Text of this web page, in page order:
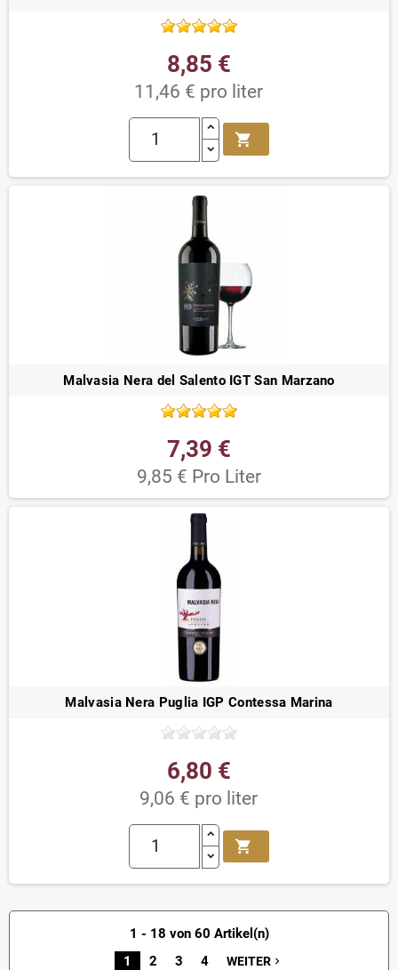
8,85 €
11,46 € pro liter
shopping_cart
Malvasia Nera del Salento IGT San Marzano
7,39 €
9,85 € Pro Liter
Malvasia Nera Puglia IGP Contessa Marina
6,80 €
9,06 € pro liter
shopping_cart
1 - 18 von 60 Artikel(n)
1
2 3 4 WEITER navigate_next